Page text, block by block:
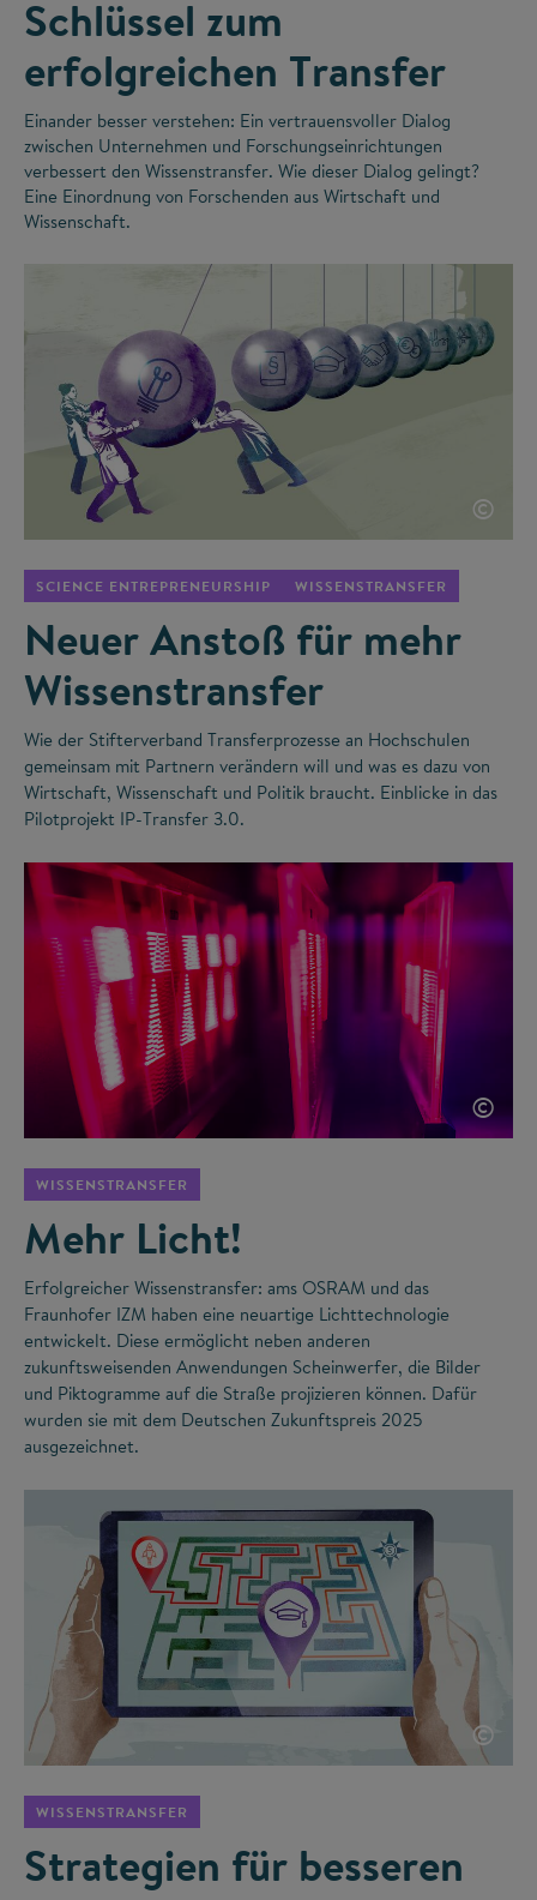
Schlüssel zum
erfolgreichen Transfer
Einander besser verstehen: Ein vertrauensvoller Dialog
zwischen Unternehmen und Forschungseinrichtungen
verbessert den Wissenstransfer. Wie dieser Dialog gelingt?
Eine Einordnung von Forschenden aus Wirtschaft und
Wissenschaft.
©
SCIENCE ENTREPRENEURSHIP WISSENSTRANSFER
Neuer Anstoß für mehr
Wissenstransfer
Wie der Stifterverband Transferprozesse an Hochschulen
gemeinsam mit Partnern verändern will und was es dazu von
Wirtschaft, Wissenschaft und Politik braucht. Einblicke in das
Pilotprojekt IP-Transfer 3.0.
©
WISSENSTRANSFER
Mehr Licht!
Erfolgreicher Wissenstransfer: ams OSRAM und das
Fraunhofer IZM haben eine neuartige Lichttechnologie
entwickelt. Diese ermöglicht neben anderen
zukunftsweisenden Anwendungen Scheinwerfer, die Bilder
und Piktogramme auf die Straße projizieren können. Dafür
wurden sie mit dem Deutschen Zukunftspreis 2025
ausgezeichnet.
©
WISSENSTRANSFER
Strategien für besseren